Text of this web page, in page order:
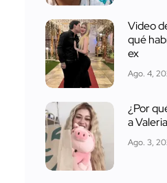
Video
qué
ex
Ago. 4,
¿Por
a
Ago. 3,